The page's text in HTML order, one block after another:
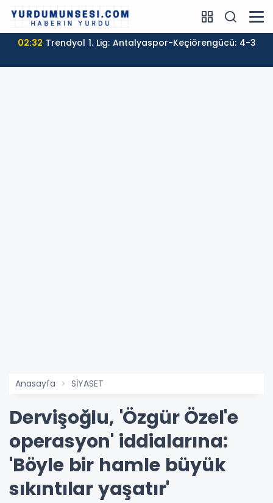
02:32 Trendyol 1. Lig: Antalyaspor-Keçiörengücü: 4-3
Anasayfa SİYASET
Dervişoğlu, 'Özgür Özel'e
operasyon' iddialarına:
'Böyle bir hamle büyük
sıkıntılar yaşatır'